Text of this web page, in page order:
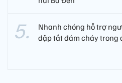
Nhanh chóng hỗ trợ
dập tắt đám cháy trong